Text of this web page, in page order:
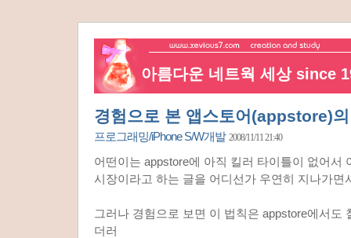
아름다운 네트웍 세상 since
경험으로 본 앱스토어(appstore)
프로그래밍/iPhone S/W개발 2008/11/11 21:40
어떤이는 appstore에 아직 킬러 타이틀이 없어서
시장이라고 하는 글을 어디선가 우연히 지나가면
그러나 경험으로 보면 이 법칙은 appstore에서도
더러